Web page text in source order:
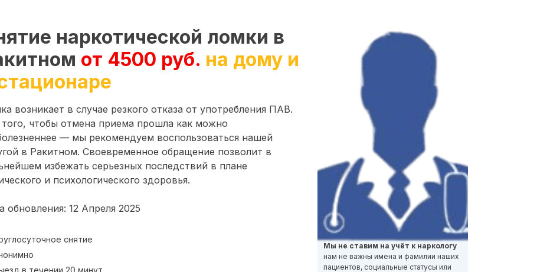
наркотической ломки в
от 4500 руб. на дому и
возникает в случае резкого отказа от употребления ПАВ.
чтобы отмена приема прошла как можно
— мы рекомендуем воспользоваться нашей
в Ракитном. Своевременное обращение позволит в
избежать серьезных последствий в плане
и психологического здоровья.
обновления: 12 Апреля 2025
снятие
в течении 20 минут
Мы не ставим на учёт к наркологу
нам не важны имена и фамилии наших
пациентов, социальные статусы или